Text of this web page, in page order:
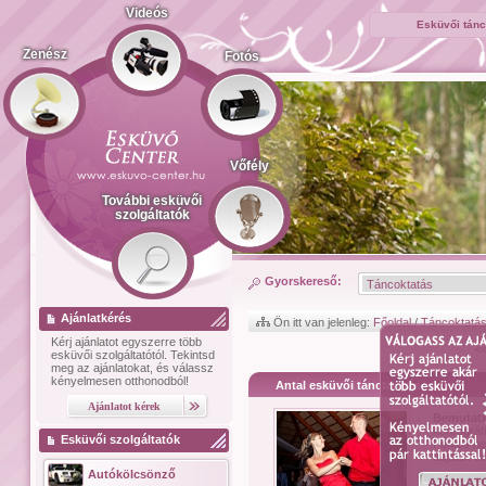
Esküvői
Zenész
Videós
Fotós
Vőfély
További esküvői
szolgáltatók
Ajánlatkérés
Kérj ajánlatot egyszerre több
esküvői szolgáltatótól. Tekintsd
meg az ajánlatokat, és válassz
kényelmesen otthonodból!
Esküvői szolgáltatók
Autókölcsönző
Gyorskereső:
Ön itt van jelenleg: Főoldal/Táncoktatás
Antal esküvői tánctanítás
Fontos
adjatok